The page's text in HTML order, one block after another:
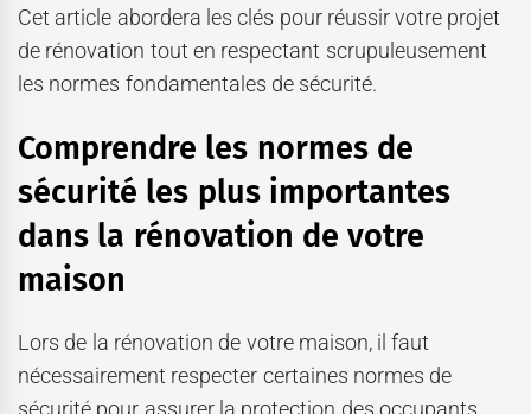
Cet article abordera les clés pour réussir votre projet
de rénovation tout en respectant scrupuleusement
les normes fondamentales de sécurité.
Comprendre les normes de
sécurité les plus importantes
dans la rénovation de votre
maison
Lors de la rénovation de votre maison, il faut
nécessairement respecter certaines normes de